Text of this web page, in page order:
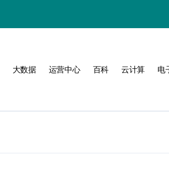
大数据 运营中心 百科 云计算 电